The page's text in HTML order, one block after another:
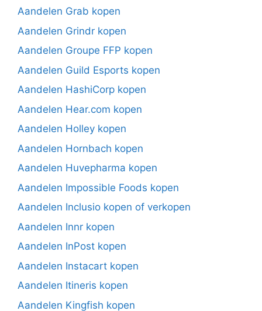
Aandelen Grab kopen
Aandelen Grindr kopen
Aandelen Groupe FFP kopen
Aandelen Guild Esports kopen
Aandelen HashiCorp kopen
Aandelen Hear.com kopen
Aandelen Holley kopen
Aandelen Hornbach kopen
Aandelen Huvepharma kopen
Aandelen Impossible Foods kopen
Aandelen Inclusio kopen of verkopen
Aandelen Innr kopen
Aandelen InPost kopen
Aandelen Instacart kopen
Aandelen Itineris kopen
Aandelen Kingfish kopen